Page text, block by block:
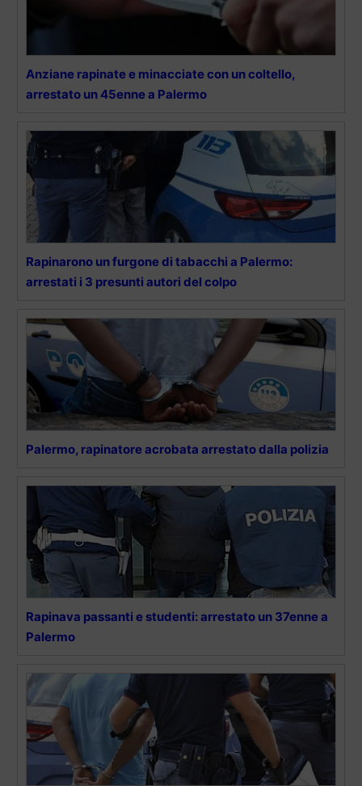
Anziane rapinate e minacciate con un coltello,
arrestato un 45enne a Palermo
Rapinarono un furgone di tabacchi a Palermo:
arrestati i 3 presunti autori del colpo
Palermo, rapinatore acrobata arrestato dalla polizia
Rapinava passanti e studenti: arrestato un 37enne a
Palermo